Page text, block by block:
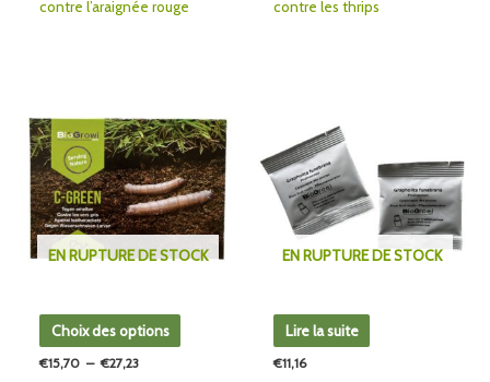
page
contre l’araignée rouge contre les thrips
EN RUPTURE DE STOCK
Choix des options
produit
a
plusieurs
variations.
Les
options
être
€15,70 – €27,23
prix :
€15,70
à
€27,23
EN RUPTURE DE STOCK
Lire la suite
€11,16